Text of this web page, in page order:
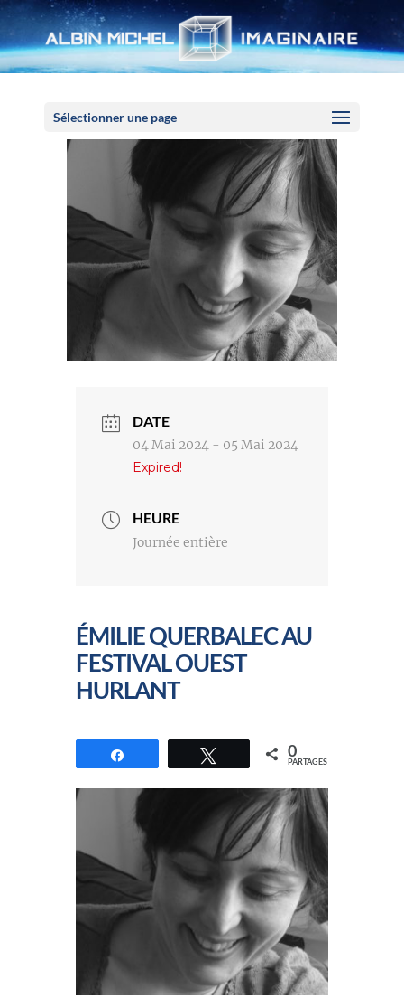
Sélectionner une page
DATE
04 Mai 2024 - 05 Mai 2024
Expired!
HEURE
Journée entière
ÉMILIE QUERBALEC AU
FESTIVAL OUEST
HURLANT
Tweetez 0
PARTAGES
Panneau de gestion des cookies